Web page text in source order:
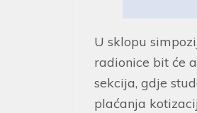
U sklopu
radionice bit će
sekcija, gdje
plaćanja